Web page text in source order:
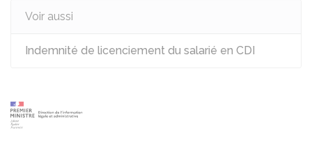
Voir aussi
Indemnité de licenciement du salarié en CDI